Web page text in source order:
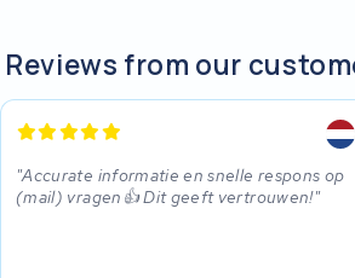
Reviews from our
Accurate informatie en snelle respons op
(mail) vragen👍 Dit geeft vertrouwen!